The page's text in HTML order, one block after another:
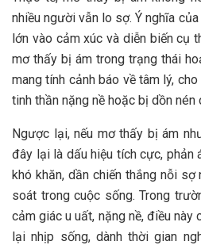
nhiều người vẫn lo sợ. Ý nghĩa
lớn vào cảm xúc và diễn biến cụ
mơ thấy bị ám trong trạng thái
mang tính cảnh báo về tâm lý,
tinh thần nặng nề hoặc bị dồn nén
Ngược lại, nếu mơ thấy bị ám
đây lại là dấu hiệu tích cực, phản
khó khăn, dần chiến thắng nỗi
soát trong cuộc sống. Trong
cảm giác u uất, nặng nề, điều này
lại nhịp sống, dành thời gian